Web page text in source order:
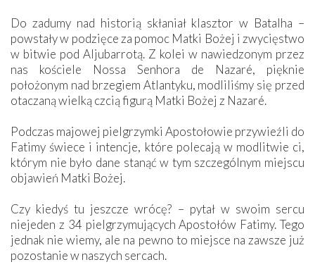
Do zadumy nad historią skłaniał klasztor w Batalha –
powstały w podzięce za pomoc Matki Bożej i zwycięstwo
w bitwie pod Aljubarrotą. Z kolei w nawiedzonym przez
nas kościele Nossa Senhora de Nazaré, pięknie
położonym nad brzegiem Atlantyku, modliliśmy się przed
otaczaną wielką czcią figurą Matki Bożej z Nazaré.
Podczas majowej pielgrzymki Apostołowie przywieźli do
Fatimy świece i intencje, które polecają w modlitwie ci,
którym nie było dane stanąć w tym szczególnym miejscu
objawień Matki Bożej.
Czy kiedyś tu jeszcze wrócę? – pytał w swoim sercu
niejeden z 34 pielgrzymujących Apostołów Fatimy. Tego
jednak nie wiemy, ale na pewno to miejsce na zawsze już
pozostanie w naszych sercach.